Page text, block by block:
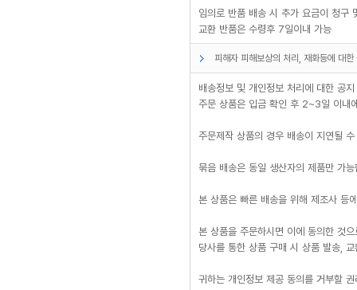
임의로 반품 배송 시 추가 요금이 청구
교환 반품은 수령후 7일이내 가능
피해자 피해보상의 처리, 재화등에 대
배송정보 및 개인정보 처리에 대한 공지
주문 상품은 입금 확인 후 2~3일 이내
주문제작 상품의 경우 배송이 지연될
묶음 배송은 동일 생산자의 제품만 가능
본 상품은 빠른 배송을 위해 제조사 등
본 상품을 주문하시면 이에 동의한 것
당사를 통한 상품 구매 시 상품 발송,
귀하는 개인정보 제공 동의를 거부할